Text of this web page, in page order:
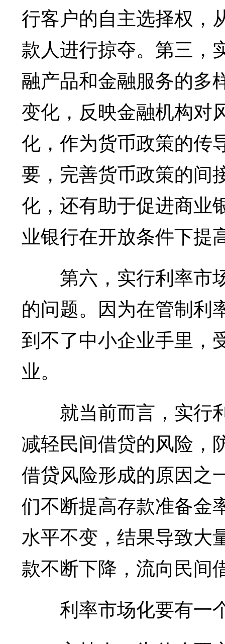
行客户的自主选择权，
款人进行掠夺。第三，
融产品和金融服务的多
变化，反映金融机构对
化，作为货币政策的传
要，完善货币政策的间
化，还有助于促进商业
业银行在开放条件下提
第六，实行利率市
的问题。因为在管制利
到不了中小企业手里，
业。
就当前而言，实行
减轻民间借贷的风险，
借贷风险形成的原因之
们不断提高存款准备金
水平不变，结果导致大
款不断下降，流向民间
利率市场化要有一